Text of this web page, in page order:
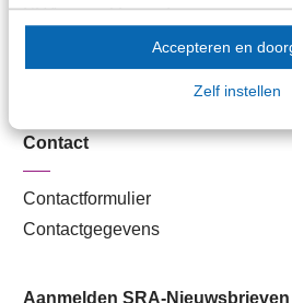
Accepteren en
Zelf instellen
SRA-gecertificeerd
Lid worden
Contact
Contactformulier
Contactgegevens
Aanmelden SRA-Nieuwsbrieven